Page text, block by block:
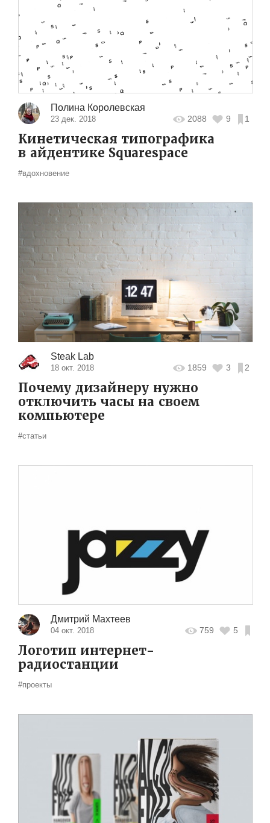
Полина Королевская
23 дек. 2018 2088 9 1
Кинетическая типографика
в айдентике Squarespace
#вдохновение
Steak Lab
18 окт. 2018 1859 3 2
Почему дизайнеру нужно
отключить часы на своем
компьютере
#статьи
Дмитрий Махтеев
04 окт. 2018 759 5
Логотип интернет-
радиостанции
#проекты